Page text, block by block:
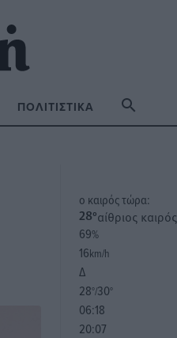
ΠΟΛΙΤΙΣΤΙΚΆ
o καιρός τώρα:
28°αίθριος καιρός
69%
16km/h
Δ
28°/30°
06:18
20:07